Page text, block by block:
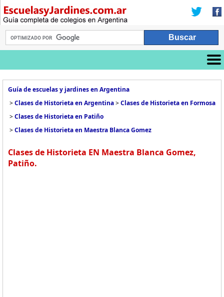
Guía de escuelas y jardines en Argentina
>Clases de Historieta en Argentina>Clases de Historieta en Formosa
>Clases de Historieta en Patiño
>Clases de Historieta en Maestra Blanca Gomez
Clases de Historieta EN Maestra Blanca Gomez,
Patiño.